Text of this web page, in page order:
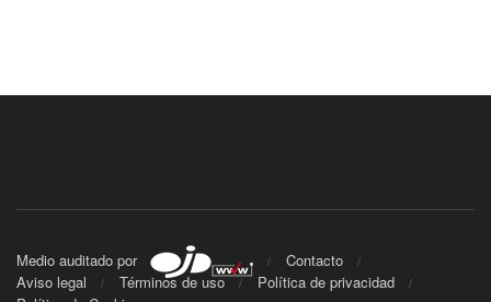
Medio auditado por
Contacto
Aviso legal
Términos de uso
Política de privacidad